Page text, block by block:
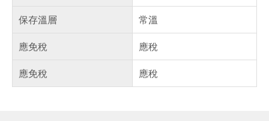
保存溫層
常溫
應免稅
應稅
應免稅
應稅